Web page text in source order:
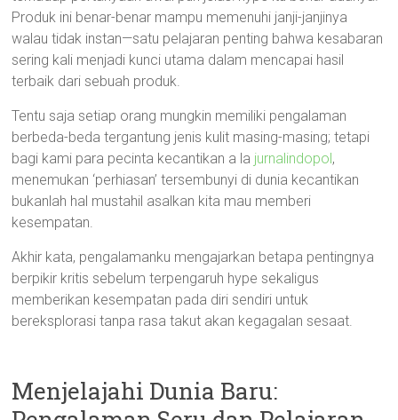
Produk ini benar-benar mampu memenuhi janji-janjinya
walau tidak instan—satu pelajaran penting bahwa kesabaran
sering kali menjadi kunci utama dalam mencapai hasil
terbaik dari sebuah produk.
Tentu saja setiap orang mungkin memiliki pengalaman
berbeda-beda tergantung jenis kulit masing-masing; tetapi
bagi kami para pecinta kecantikan a la jurnalindopol,
menemukan ‘perhiasan’ tersembunyi di dunia kecantikan
bukanlah hal mustahil asalkan kita mau memberi
kesempatan.
Akhir kata, pengalamanku mengajarkan betapa pentingnya
berpikir kritis sebelum terpengaruh hype sekaligus
memberikan kesempatan pada diri sendiri untuk
bereksplorasi tanpa rasa takut akan kegagalan sesaat.
Menjelajahi Dunia Baru: